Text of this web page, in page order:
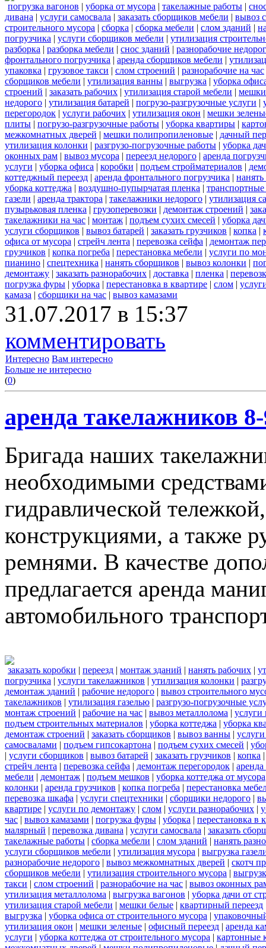
погрузка вагонов | уборка от мусора | такелажные работы |
дивана | услуги самосвала | заказать сборщиков мебели | вывоз
строительного мусора | сборка | сборка мебели | слом зданий |
погрузчика | услуги сборщиков мебели | утилизация
разборка | разборка мебели | снос зданий | разнорабочие
фронтального погрузчика | аренда сборщиков мебели |
упаковка | грузовое такси | слом строений | разнорабочие на час
сборщиков мебели | утилизация ванны | выгрузка | уборка
строений | заказать рабочих | утилизация старой мебели |
недорого | утилизация батарей | погрузо-разгрузочные услуги |
перегородок | услуги рабочих | утилизация окон | мешки
плиты | погрузо-разгрузочные работы | уборка квартиры |
межкомнатных дверей | мешки полипропиленовые | дачный
утилизация колонки | разгрузо-погрузочные работы | уборка
оконных рам | вывоз мусора | переезд недорого | аренда
услуги | уборка офиса | коробки | подъем стройматериалов |
коттеджный переезд | аренда фронтального погрузчика |
уборка коттеджа | воздушно-пупырчатая пленка | транспортные
газели | аренда трактора | такелажники недорого | утилизация
пузырьковая пленка | грузоперевозки | демонтаж строений |
такелажники на час | монтаж | подъем сухих смесей | уборка
услуги сборщиков | вывоз батарей | заказать грузчиков | копка |
офиса от мусора | стрейч лента | перевозка сейфа | демонтаж
грузчиков | копка погреба | перестановка мебели | услуги по
пианино | спецтехника | нанять сборщиков | вывоз колонки |
демонтажу | заказать разнорабочих | доставка | пленка |
погрузка фуры | уборка | перестановка в квартире | слом |
камаза | сборщики на час | вывоз камазами
31.07.2017 в 15:37
комментировать
Интересно Вам интересно
Больше не интересно
(0)
аренда такелажников
Бригада наших
необходимыми
гидравлической
конструкциями, а также
ремнями. В качестве
предлагается аренда
автомобильного
заказать коробки | переезд | монтаж зданий | нанять рабочих |
погрузчика | услуги такелажников | утилизация колонки |
демонтаж зданий | рабочие недорого | вывоз строительного
такелажников | утилизация газелью | разгрузо-погрузочные
монтаж строений | рабочие на час | вывоз металлолома | услуги
подъем строительных материалов | уборка коттеджа | уборка
демонтаж строений | заказать сборщиков | вывоз ванны |
самосвалами | подъем гипсокартона | подъем сухих смесей |
| услуги сборщиков | вывоз батарей | заказать грузчиков | копка
стрейч лента | перевозка сейфа | демонтаж перегородок |
мебели | демонтаж | подъем мешков | уборка коттеджа от мусора
колонки | аренда грузчиков | копка погреба | перестановка
перевозка шкафа | услуги спецтехники | сборщики недорого |
квартире | услуги по демонтажу | слом | услуги разнорабочих |
час | вывоз камазами | погрузка фуры | уборка | перестановка в
малярный | перевозка дивана | услуги самосвала | заказать
такелажные работы | сборка мебели | слом зданий | нанять
услуги сборщиков мебели | утилизация мусора | выгрузка
разнорабочие недорого | вывоз межкомнатных дверей | скотч
сборщиков мебели | утилизация строительного мусора |
такси | слом строений | разнорабочие на час | вывоз оконных
утилизация металлолома | выгрузка вагонов | уборка дачи от
утилизация старой мебели | мешки белые | квартирный переезд
выгрузка | уборка офиса от строительного мусора |
утилизация окон | мешки зеленые | офисный переезд | аренда
услуги | уборка коттеджа от строительного мусора | картонные